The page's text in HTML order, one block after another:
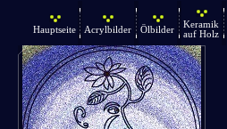
Hauptseite Acrylbilder Ölbilder
Keramik
auf Holz